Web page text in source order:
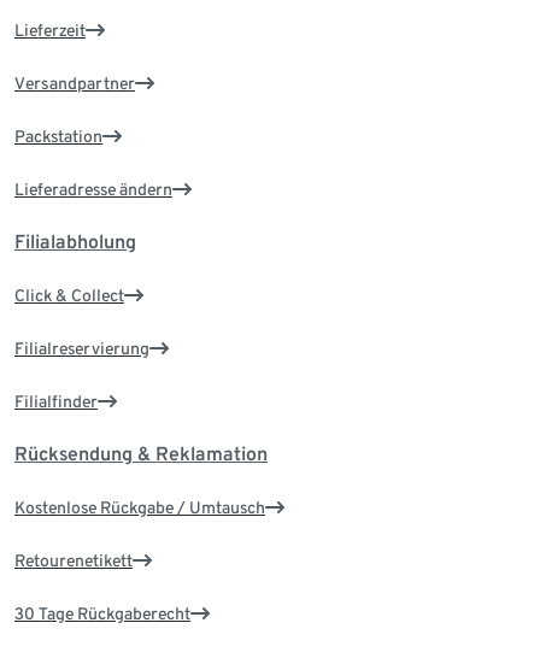
Lieferzeit
Versandpartner
Packstation
Lieferadresse ändern
Filialabholung
Click & Collect
Filialreservierung
Filialfinder
Rücksendung & Reklamation
Kostenlose Rückgabe / Umtausch
Retourenetikett
30 Tage Rückgaberecht